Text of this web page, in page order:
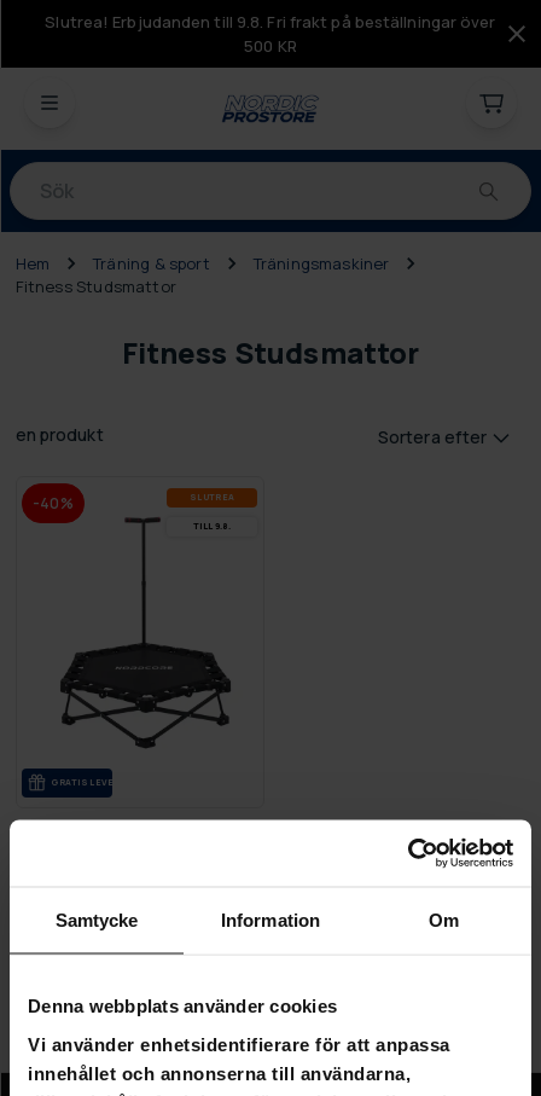
Samtycke Information Om
Denna webbplats använder cookies
Vi använder enhetsidentifierare för att anpassa
innehållet och annonserna till användarna,
Slutrea! Erbjudanden till 9.8. Fri frakt på beställningar över
500 KR
Produkter
Hem Träning & sport
Träningsmaskiner
Fitness Studsmattor
Fitness Studsmattor
en produkt Sortera efter
-40% SLUT­REA
TILL 9.8.
GRA­TIS LE­VE­RANS
1 990,00 kr
Fitness Studsmattor